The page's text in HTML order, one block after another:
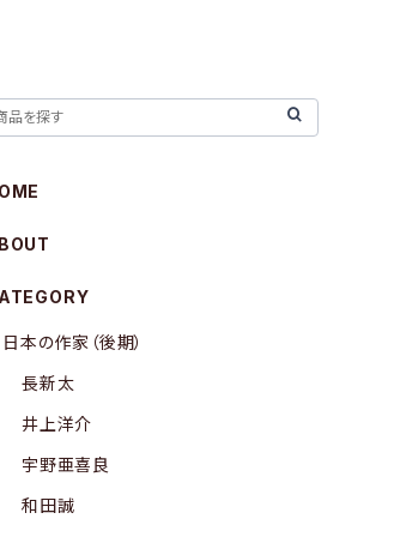
日本の作家（後期）
長新太
井上洋介
宇野亜喜良
和田誠